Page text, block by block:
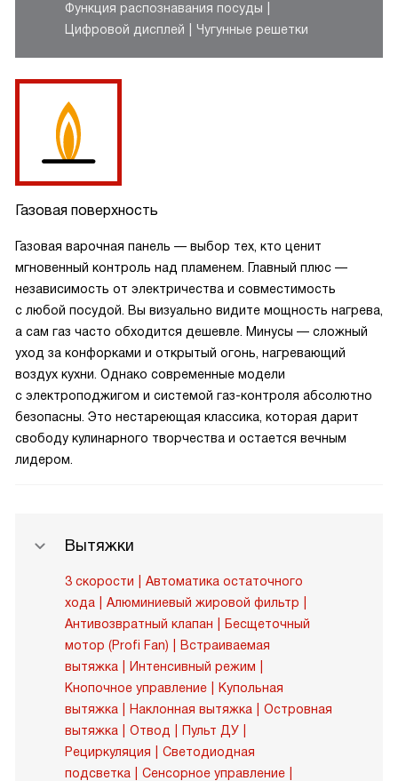
Функция распознавания посуды
Цифровой дисплей
Чугунные решетки
Газовая поверхность
Газовая варочная панель — выбор тех, кто ценит
мгновенный контроль над пламенем. Главный плюс —
независимость от электричества и совместимость
с любой посудой. Вы визуально видите мощность нагрева,
а сам газ часто обходится дешевле. Минусы — сложный
уход за конфорками и открытый огонь, нагревающий
воздух кухни. Однако современные модели
с электроподжигом и системой газ-контроля абсолютно
безопасны. Это нестареющая классика, которая дарит
свободу кулинарного творчества и остается вечным
лидером.
Вытяжки
3 скорости
Автоматика остаточного
хода
Алюминиевый жировой фильтр
Антивозвратный клапан
Бесщеточный
мотор (Profi Fan)
Встраиваемая
вытяжка
Интенсивный режим
Кнопочное управление
Купольная
вытяжка
Наклонная вытяжка
Островная
вытяжка
Отвод
Пульт ДУ
Рециркуляция
Светодиодная
подсветка
Сенсорное управление